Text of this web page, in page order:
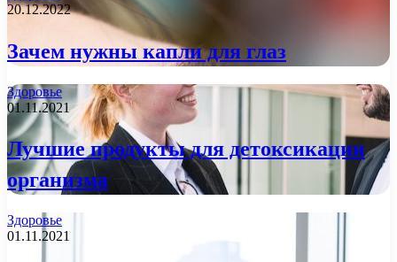
20.12.2022
Зачем нужны капли для глаз
Здоровье
01.11.2021
Лучшие продукты для детоксикации
организма
Здоровье
01.11.2021